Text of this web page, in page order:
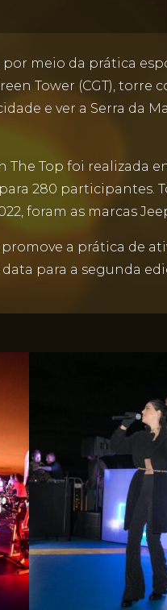
meio da prática
Tower (CGT),
e ver a Serra da
Top foi realizada
280 participantes.
foram as marcas
a prática de
para a segunda